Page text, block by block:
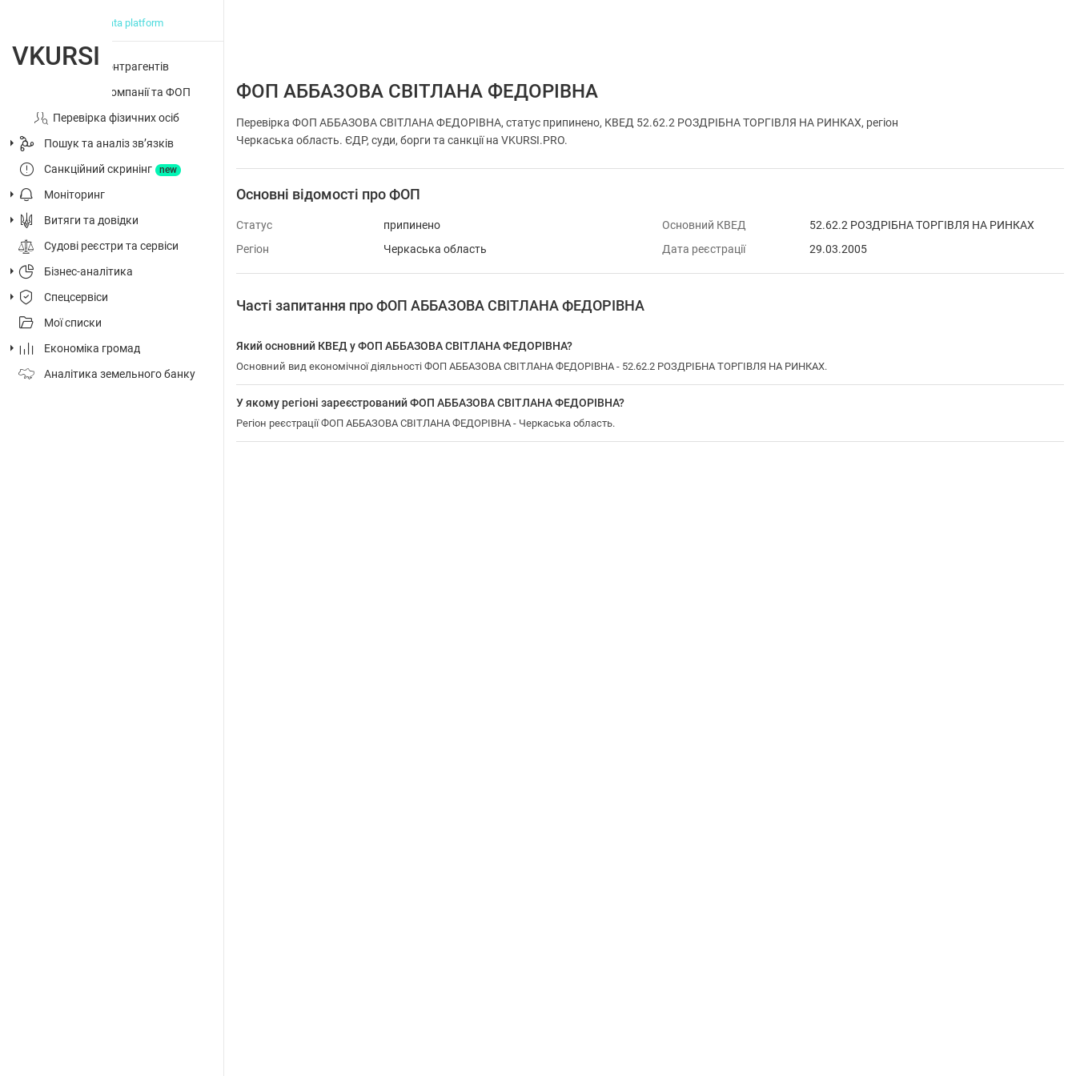
big data platform
Перевірка контрагентів
Досьє на компанії та ФОП
Перевірка фізичних осіб
Пошук та аналіз звʼязків
Санкційний скринінг
new
Моніторинг
Витяги та довідки
Судові реєстри та сервіси
Бізнес-аналітика
Спецсервіси
Мої списки
Економіка громад
Аналітика земельного банку
ФОП АББАЗОВА СВІТЛАНА ФЕДОРІВНА
Перевірка ФОП АББАЗОВА СВІТЛАНА ФЕДОРІВНА, статус припинено, КВЕД 52.62.2 РОЗДРІБНА ТОРГІВЛЯ НА РИНКАХ, регіон
Черкаська область. ЄДР, суди, борги та санкції на VKURSI.PRO.
Основні відомості про ФОП
Статус припинено Основний КВЕД
52.62.2 РОЗДРІБНА ТОРГІВЛЯ НА РИНКАХ
Регіон
Черкаська область Дата реєстрації 29.03.2005
Часті запитання про ФОП АББАЗОВА СВІТЛАНА ФЕДОРІВНА
Який основний КВЕД у ФОП АББАЗОВА СВІТЛАНА ФЕДОРІВНА?
Основний вид економічної діяльності ФОП АББАЗОВА СВІТЛАНА ФЕДОРІВНА - 52.62.2 РОЗДРІБНА ТОРГІВЛЯ НА РИНКАХ.
У якому регіоні зареєстрований ФОП АББАЗОВА СВІТЛАНА ФЕДОРІВНА?
Регіон реєстрації ФОП АББАЗОВА СВІТЛАНА ФЕДОРІВНА - Черкаська область.
VKURSI